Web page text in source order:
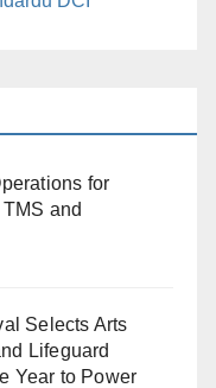
for
and
Selects Arts
Lifeguard
Year to Power